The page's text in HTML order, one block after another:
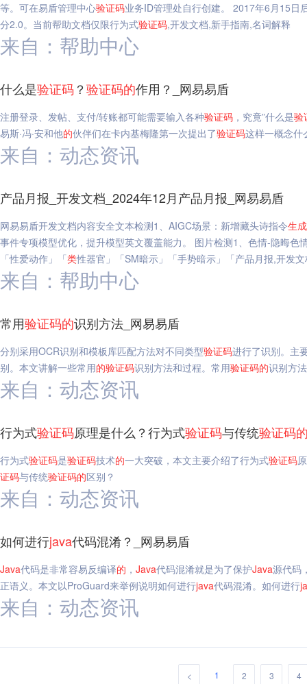
等。可在易盾管理中心验证码业务ID管理处自行创建。 2017年6月15日
分2.0。当前帮助文档仅限行为式验证码,开发文档,新手指南,名词解释
来自：帮助中心
什么是验证码 ？验证码的作用？_网易易盾
注册登录、发帖、支付/转账都可能需要输入各种验证码 ，究竟”什么是验
易斯·冯·安和他的伙伴们在卡内基梅隆第一次提出了验证码这样一概念什
来自：动态资讯
产品月报_开发文档_2024年12月产品月报_网易易盾
网易易盾开发文档内容安全文本检测1、AIGC场景：新增藏头诗指令生成
事件专项模型优化，提升模型英文覆盖能力。 图片检测1、色情-隐晦
「性爱动作」「类性器官」「SM暗示」「手势暗示」「产品月报,开发
来自：帮助中心
常用验证码的识别方法_网易易盾
分别采用OCR识别和模板库匹配方法对不同类型验证码进行了识别。主
别。本文讲解一些常用的验证码识别方法和过程。常用验证码的识别方法
来自：动态资讯
行为式验证码原理是什么？行为式验证码与传统验证码
行为式验证码是验证码技术的一大突破，本文主要介绍了行为式验证码
证码与传统验证码的区别？
来自：动态资讯
如何进行java代码混淆？_网易易盾
Java代码是非常容易反编译的 ， Java代码混淆就是为了保护Java源代码
正语义。本文以ProGuard来举例说明如何进行java代码混淆。如何进行
来自：动态资讯
< 1 2 3 4